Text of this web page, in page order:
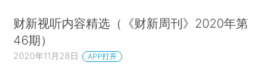
财新视听内容精选（《财新周刊》2020年第
46期）
2020年11月28日 APP打开